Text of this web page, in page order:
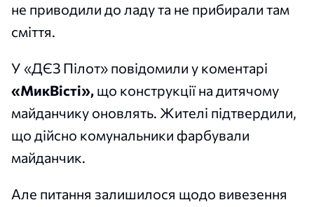
не приводили до ладу та не прибирали там
сміття.
У «ДЄЗ Пілот» повідомили у коментарі
«МикВісті», що конструкції на дитячому
майданчику оновлять. Жителі підтвердили,
що дійсно комунальники фарбували
майданчик.
Але питання залишилося щодо вивезення